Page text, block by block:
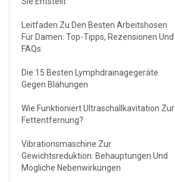
Leitfaden Zu Den Besten Arbeitshosen
Für Damen: Top-Tipps, Rezensionen Und
FAQs
Die 15 Besten Lymphdrainagegeräte
Gegen Blähungen
Wie Funktioniert Ultraschallkavitation Zur
Fettentfernung?
Vibrationsmaschine Zur
Gewichtsreduktion: Behauptungen Und
Mögliche Nebenwirkungen